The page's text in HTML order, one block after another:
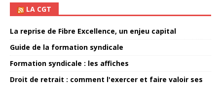
LA CGT
La reprise de Fibre Excellence, un enjeu capital
Guide de la formation syndicale
Formation syndicale : les affiches
Droit de retrait : comment l'exercer et faire valoir ses